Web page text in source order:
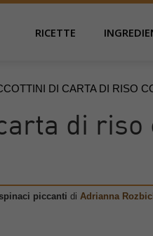
RICETTE
DI CARTA DI RISO
di riso
piccanti di Adrianna